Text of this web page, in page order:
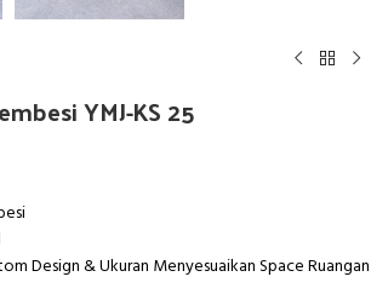
YMJ-KS 25
Design & Ukuran Menyesuaikan Space Ruangan